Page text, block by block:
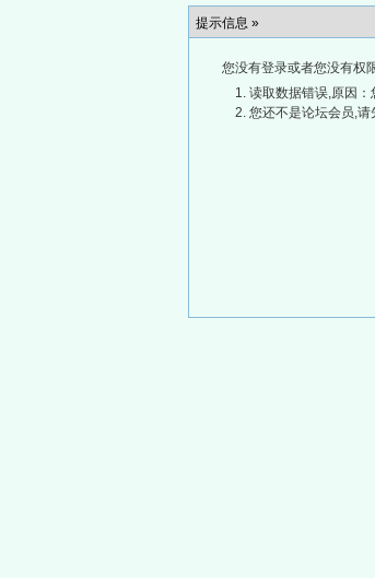
提示信息 »
您没有登录或者您没有权
读取数据错误,原因
您还不是论坛会员,请